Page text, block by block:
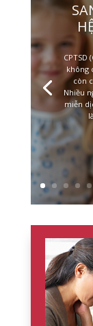
không
còn
Nhiều
miễn